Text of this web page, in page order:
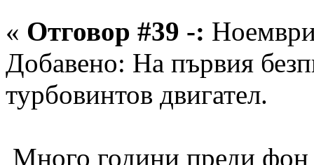
« Отговор #39 -:
Добавено: На първия
турбовинтов двигател.
Много години преди